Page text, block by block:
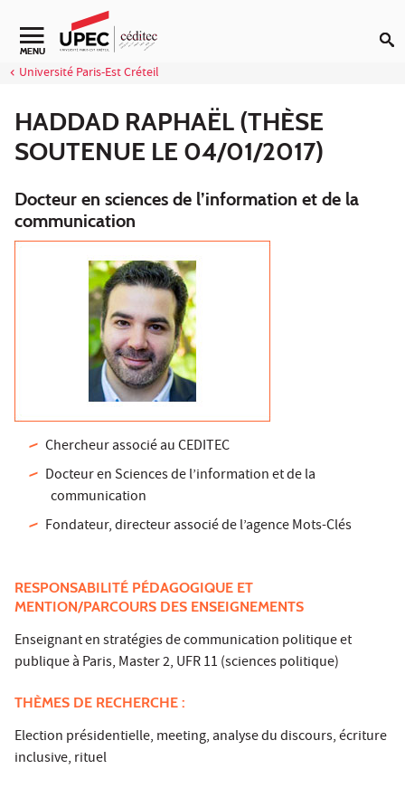
Aller au contenu
Navigation secondaire
MENU
Université Paris-Est Créteil
HADDAD RAPHAËL (THÈSE
SOUTENUE LE 04/01/2017)
Docteur en sciences de l’information et de la
communication
Chercheur associé au CEDITEC
Docteur en Sciences de l’information et de la
communication
Fondateur, directeur associé de l’agence Mots-Clés
RESPONSABILITÉ PÉDAGOGIQUE ET
MENTION/PARCOURS DES ENSEIGNEMENTS
Enseignant en stratégies de communication politique et
publique à Paris, Master 2, UFR 11 (sciences politique)
THÈMES DE RECHERCHE :
Election présidentielle, meeting, analyse du discours, écriture
inclusive, rituel